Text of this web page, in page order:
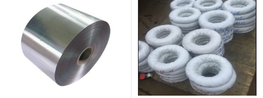
89,000—95,000 92,000 1,000
2#锑 85,000—91,000 88,000 1,000
1#镁 17,000—18,000 17,500 0
18,900—19,100 19,000 100